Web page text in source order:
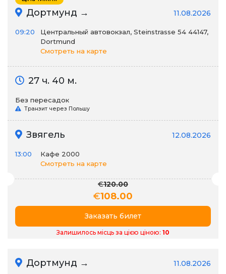
Дортмунд → 11.08.2026
09:20
Центральный автовокзал, Steinstrasse 54 44147,
Dortmund
Смотреть на карте
27 ч. 40 м.
Без пересадок
Транзит через Польшу
Звягель 12.08.2026
13:00
Кафе 2000
Смотреть на карте
€120.00
€108.00
Заказать билет
Залишилось місць за цією ціною: 10
Дортмунд → 11.08.2026